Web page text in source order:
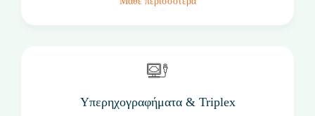
Υπερηχογραφήματα & Triplex